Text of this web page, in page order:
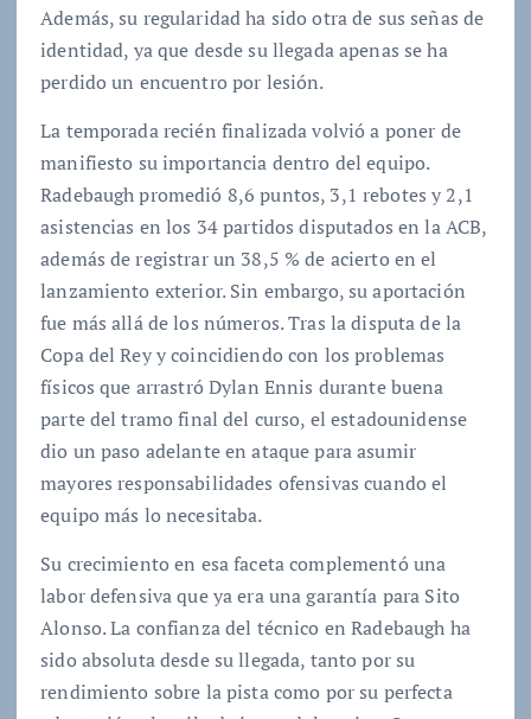
Además, su regularidad ha sido otra de sus señas de
identidad, ya que desde su llegada apenas se ha
perdido un encuentro por lesión.
La temporada recién finalizada volvió a poner de
manifiesto su importancia dentro del equipo.
Radebaugh promedió 8,6 puntos, 3,1 rebotes y 2,1
asistencias en los 34 partidos disputados en la ACB,
además de registrar un 38,5 % de acierto en el
lanzamiento exterior. Sin embargo, su aportación
fue más allá de los números. Tras la disputa de la
Copa del Rey y coincidiendo con los problemas
físicos que arrastró Dylan Ennis durante buena
parte del tramo final del curso, el estadounidense
dio un paso adelante en ataque para asumir
mayores responsabilidades ofensivas cuando el
equipo más lo necesitaba.
Su crecimiento en esa faceta complementó una
labor defensiva que ya era una garantía para Sito
Alonso. La confianza del técnico en Radebaugh ha
sido absoluta desde su llegada, tanto por su
rendimiento sobre la pista como por su perfecta